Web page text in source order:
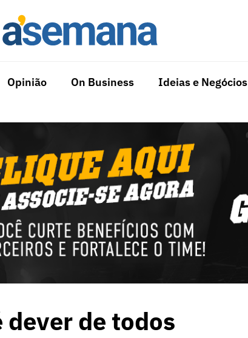
Opinião On Business Ideias e Negócios
dever de todos